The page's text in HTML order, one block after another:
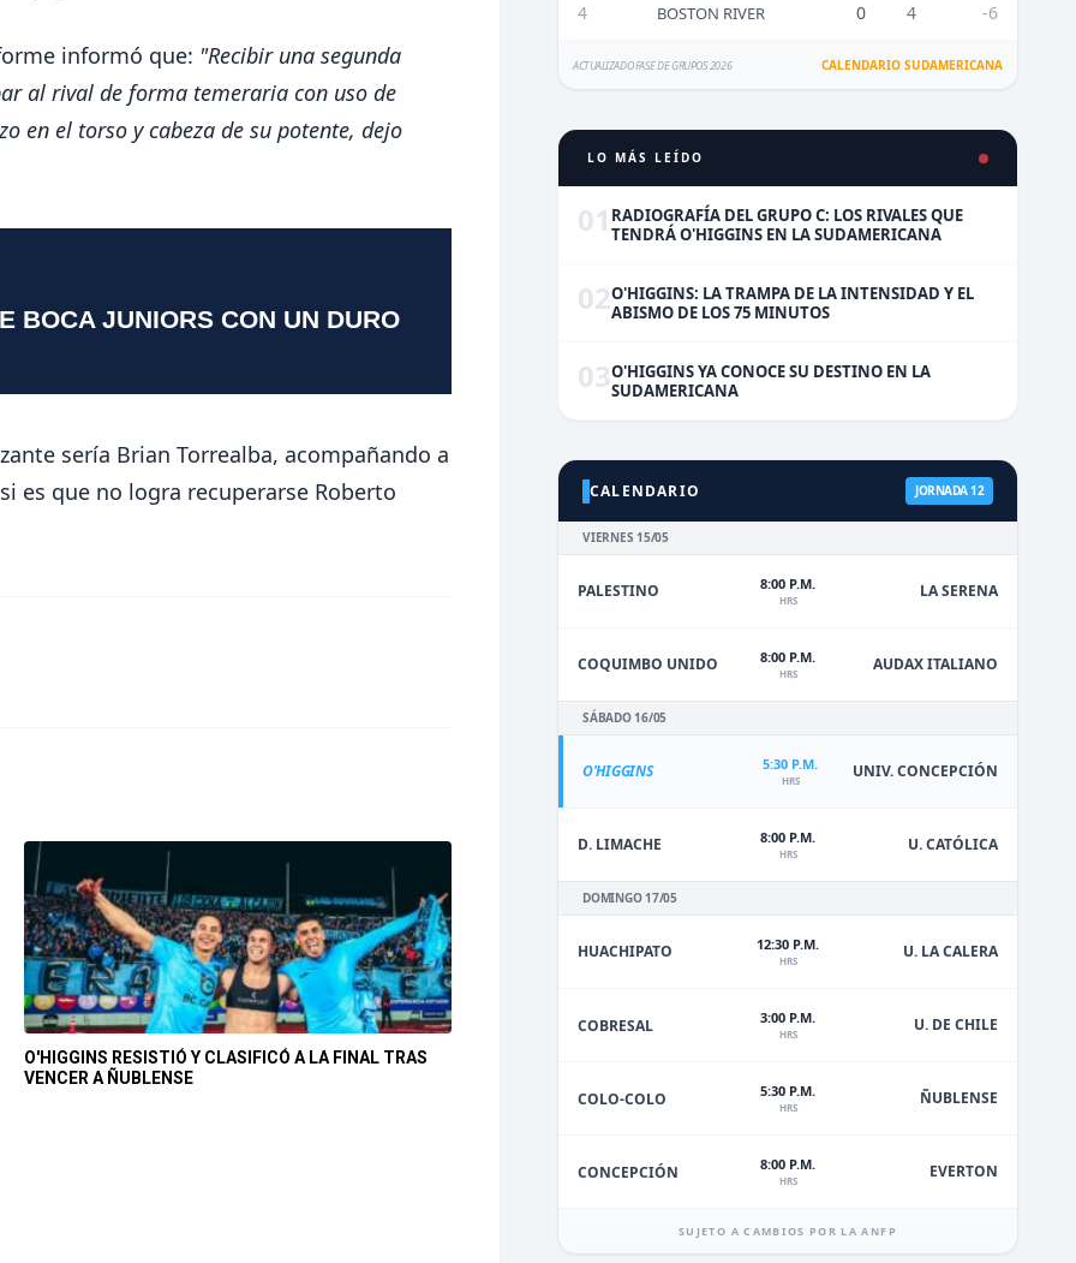
informó que: "Recibir una segunda
al rival de forma temeraria con uso de
en el torso y cabeza de su potente, dejo
BOCA JUNIORS CON UN DURO
sería Brian Torrealba, acompañando a
es que no logra recuperarse Roberto
O'HIGGINS RESISTIÓ Y CLASIFICÓ A LA FINAL TRAS
VENCER A ÑUBLENSE
4 BOSTON RIVER 0 4 -6
ACTUALIZADO FASE DE GRUPOS 2026 CALENDARIO SUDAMERICANA
LO MÁS LEÍDO
01 RADIOGRAFÍA DEL GRUPO C: LOS RIVALES QUE
TENDRÁ O'HIGGINS EN LA SUDAMERICANA
02O'HIGGINS: LA TRAMPA DE LA INTENSIDAD Y EL
ABISMO DE LOS 75 MINUTOS
03O'HIGGINS YA CONOCE SU DESTINO EN LA
SUDAMERICANA
CALENDARIO JORNADA 12
VIERNES 15/05
PALESTINO 8:00 P.M.
HRS LA SERENA
COQUIMBO UNIDO 8:00 P.M.
HRS AUDAX ITALIANO
SÁBADO 16/05
O'HIGGINS 5:30 P.M.
HRS UNIV. CONCEPCIÓN
D. LIMACHE 8:00 P.M.
HRS U. CATÓLICA
DOMINGO 17/05
HUACHIPATO 12:30 P.M.
HRS U. LA CALERA
COBRESAL 3:00 P.M.
HRS U. DE CHILE
COLO-COLO 5:30 P.M.
HRS ÑUBLENSE
CONCEPCIÓN 8:00 P.M.
HRS EVERTON
SUJETO A CAMBIOS POR LA ANFP